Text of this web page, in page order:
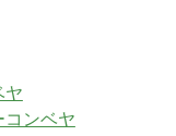
ヤ
ンベヤ